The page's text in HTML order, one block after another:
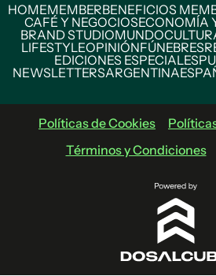
HOMEMEMBERBENEFICIOS
CAFÉ Y NEGOCIOSECONOMÍA
BRAND STUDIOMUNDO
LIFESTYLEOPINIÓNFÚNEBRES
EDICIONES ESPECIALES
NEWSLETTERSARGENTINA
Políticas de Cookies
Términos y Condiciones